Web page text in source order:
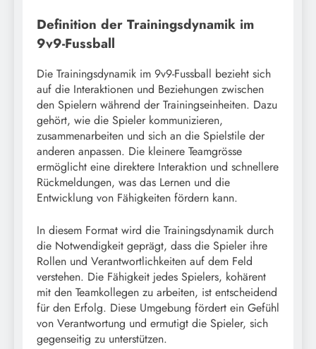
Definition der Trainingsdynamik im
9v9-Fussball
Die Trainingsdynamik im 9v9-Fussball bezieht sich
auf die Interaktionen und Beziehungen zwischen
den Spielern während der Trainingseinheiten. Dazu
gehört, wie die Spieler kommunizieren,
zusammenarbeiten und sich an die Spielstile der
anderen anpassen. Die kleinere Teamgrösse
ermöglicht eine direktere Interaktion und schnellere
Rückmeldungen, was das Lernen und die
Entwicklung von Fähigkeiten fördern kann.
In diesem Format wird die Trainingsdynamik durch
die Notwendigkeit geprägt, dass die Spieler ihre
Rollen und Verantwortlichkeiten auf dem Feld
verstehen. Die Fähigkeit jedes Spielers, kohärent
mit den Teamkollegen zu arbeiten, ist entscheidend
für den Erfolg. Diese Umgebung fördert ein Gefühl
von Verantwortung und ermutigt die Spieler, sich
gegenseitig zu unterstützen.